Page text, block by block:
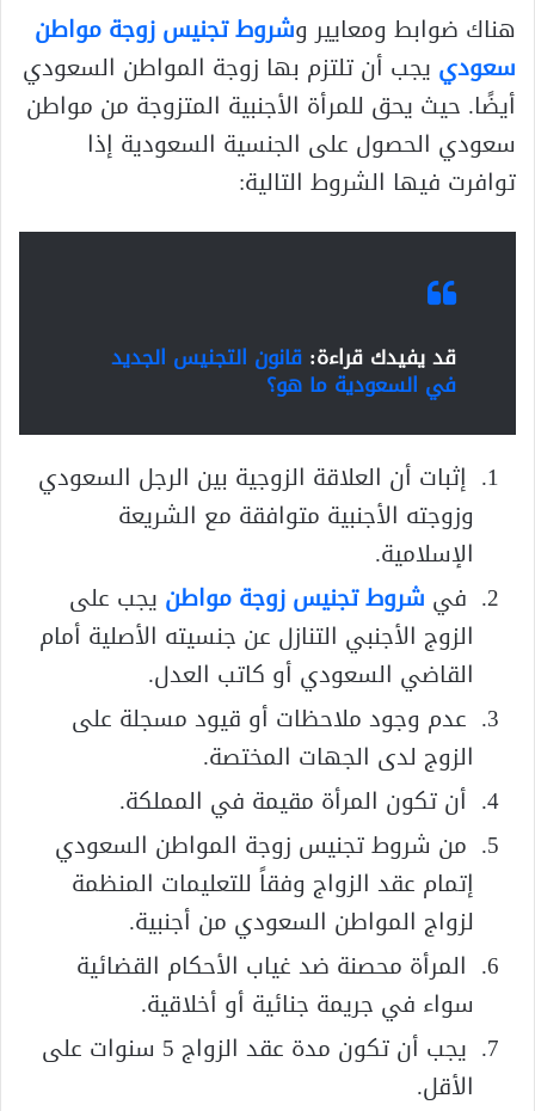
هناك ضوابط ومعايير وشروط تجنيس زوجة مواطن
سعودي يجب أن تلتزم بها زوجة المواطن السعودي
أيضًا. حيث يحق للمرأة الأجنبية المتزوجة من مواطن
سعودي الحصول على الجنسية السعودية إذا
توافرت فيها الشروط التالية:
قد يفيدك قراءة: قانون التجنيس الجديد
في السعودية ما هو؟
إثبات أن العلاقة الزوجية بين الرجل السعودي
وزوجته الأجنبية متوافقة مع الشريعة
الإسلامية.
في شروط تجنيس زوجة مواطن يجب على
الزوج الأجنبي التنازل عن جنسيته الأصلية أمام
القاضي السعودي أو كاتب العدل.
عدم وجود ملاحظات أو قيود مسجلة على
الزوج لدى الجهات المختصة.
أن تكون المرأة مقيمة في المملكة.
من شروط تجنيس زوجة المواطن السعودي
إتمام عقد الزواج وفقاً للتعليمات المنظمة
لزواج المواطن السعودي من أجنبية.
المرأة محصنة ضد غياب الأحكام القضائية
سواء في جريمة جنائية أو أخلاقية.
يجب أن تكون مدة عقد الزواج 5 سنوات على
الأقل.